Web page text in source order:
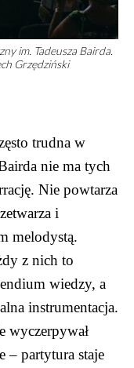
im. Tadeusza Bairda.
Grzędziński
trudna w
nie ma tych
Nie powtarza
i
melodystą.
z nich to
wiedzy, a
instrumentacja.
wyczerpywał
– partytura staje